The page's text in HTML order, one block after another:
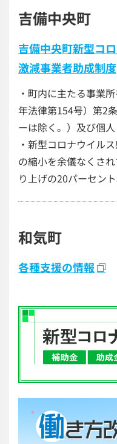
吉備中央町
吉備中央町新型コ
激減事業者助成制度
・町内に主たる事業
年法律第154号）第2
ーは除く。）及び個人
・新型コロナウイル
の縮小を余儀なくさ
り上げの20パーセント
和気町
各種支援の情報